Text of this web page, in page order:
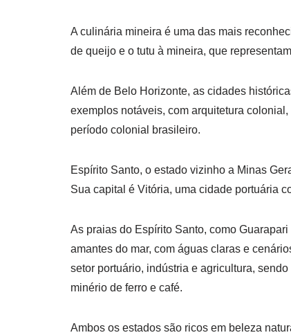
A culinária mineira é uma das mais
de queijo e o tutu à mineira, que
Além de Belo Horizonte, as cidades
exemplos notáveis, com arquitetura
período colonial brasileiro.
Espírito Santo, o estado vizinho a Minas
Sua capital é Vitória, uma cidade portuária
As praias do Espírito Santo, como
amantes do mar, com águas claras e
setor portuário, indústria e agricultura,
minério de ferro e café.
Ambos os estados são ricos em beleza